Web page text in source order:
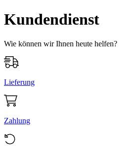
Kundendienst
Wie können wir Ihnen heute helfen?
Lieferung
Zahlung